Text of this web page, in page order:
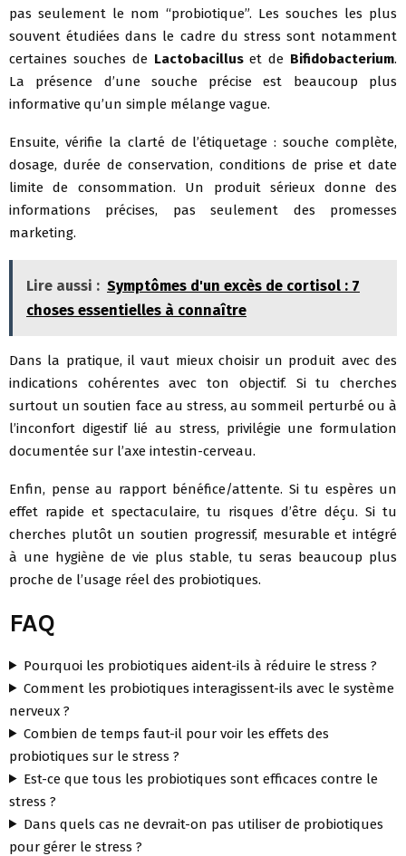
pas seulement le nom “probiotique”. Les souches les plus
souvent étudiées dans le cadre du stress sont notamment
certaines souches de Lactobacilluset de Bifidobacterium.
La présence d’une souche précise est beaucoup plus
informative qu’un simple mélange vague.
Ensuite, vérifie la clarté de l’étiquetage : souche complète,
dosage, durée de conservation, conditions de prise et date
limite de consommation. Un produit sérieux donne des
informations précises, pas seulement des promesses
marketing.
Lire aussi : Symptômes d'un excès de cortisol : 7
choses essentielles à connaître
Dans la pratique, il vaut mieux choisir un produit avec des
indications cohérentes avec ton objectif. Si tu cherches
surtout un soutien face au stress, au sommeil perturbé ou à
l’inconfort digestif lié au stress, privilégie une formulation
documentée sur l’axe intestin-cerveau.
Enfin, pense au rapport bénéfice/attente. Si tu espères un
effet rapide et spectaculaire, tu risques d’être déçu. Si tu
cherches plutôt un soutien progressif, mesurable et intégré
à une hygiène de vie plus stable, tu seras beaucoup plus
proche de l’usage réel des probiotiques.
FAQ
Pourquoi les probiotiques aident-ils à réduire le stress ?
Comment les probiotiques interagissent-ils avec le système
nerveux ?
Combien de temps faut-il pour voir les effets des
probiotiques sur le stress ?
Est-ce que tous les probiotiques sont efficaces contre le
stress ?
Dans quels cas ne devrait-on pas utiliser de probiotiques
pour gérer le stress ?